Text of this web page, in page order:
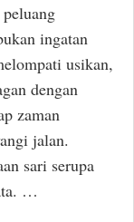
ingatan
usikan,
dengan
zaman
jalan.
sari serupa
…